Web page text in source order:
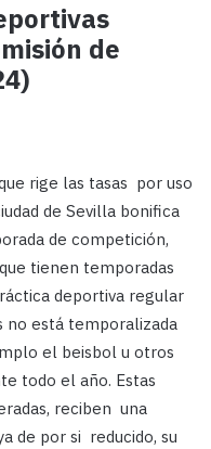
de
rige las tasas por uso
de Sevilla bonifica
de competición,
tienen temporadas
deportiva regular
no está temporalizada
el beisbol u otros
todo el año. Estas
reciben una
de por si reducido, su